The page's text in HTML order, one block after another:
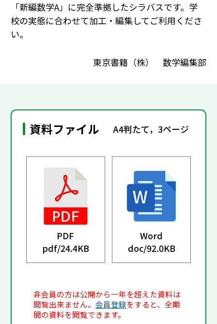
「新編数学A」に完全準拠したシラバスです。学
校の実態に合わせて加工・編集してご利用くださ
い｡
東京書籍（株） 数学編集部
資料ファイル A4判たて，3ページ
PDF
pdf/24.4KB
Word
doc/92.0KB
非会員の方は公開から一年を超えた資料は
閲覧出来ません。会員登録をすると、全期
間の資料を閲覧できます。